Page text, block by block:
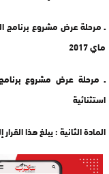
ماي 2017
ـ مرحلة عرض مشروع
استثنائية
المادة الثانية : يبلغ هذا